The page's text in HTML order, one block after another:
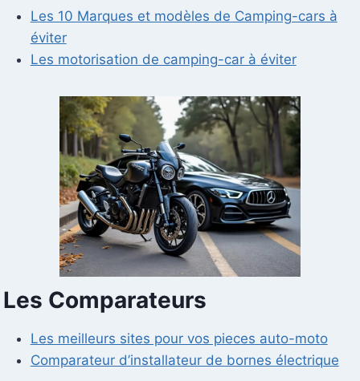
Les 10 Marques et modèles de Camping-cars à
éviter
Les motorisation de camping-car à éviter
Les Comparateurs
Les meilleurs sites pour vos pieces auto-moto
Comparateur d’installateur de bornes électrique